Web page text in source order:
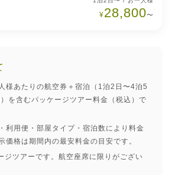
¥28,800〜
様あたりの航空券＋宿泊（1泊2日〜4泊5
を含むパッケージツアー料金（税込）で
利用便・部屋タイプ・宿泊数により料金
価格は期間内の最安料金の目安です。
ジツアーです。航空座席に限りがござい